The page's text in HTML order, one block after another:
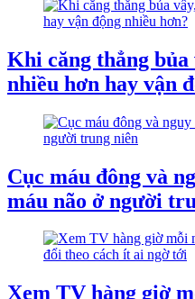
Khi căng thẳng bủa
nhiều hơn hay vận
Cục máu đông và
máu não ở người
Xem TV hàng giờ